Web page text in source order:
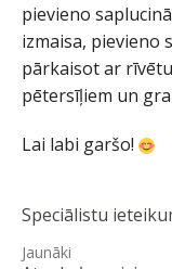
pievieno
izmaisa, pievieno
pārkaisot ar
pētersīļiem un
Lai labi garšo!
Speciālistu
Jaunāki